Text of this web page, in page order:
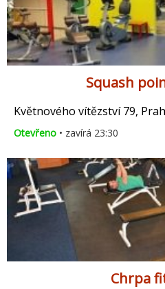
Squash
Květnového vítězství 79,
Otevřeno • zavírá 23:30
Chrpa